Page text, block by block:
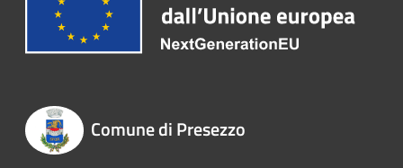
Comune di Presezzo